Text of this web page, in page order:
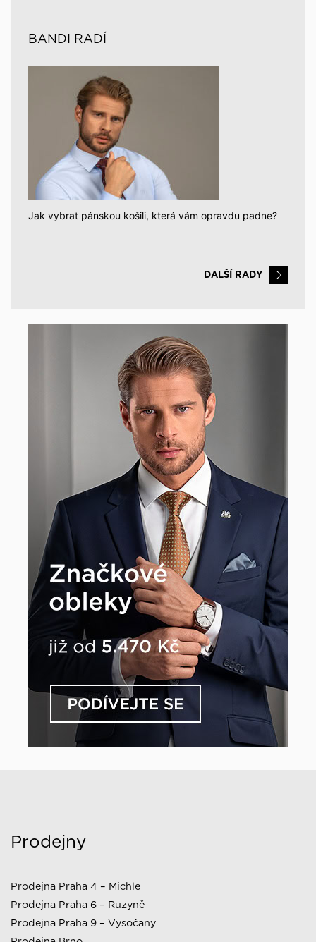
BANDI RADÍ
Jak vybrat pánskou košili, která vám opravdu padne?
DALŠÍ RADY
Prodejny
Prodejna Praha 4 – Michle
Prodejna Praha 6 – Ruzyně
Prodejna Praha 9 – Vysočany